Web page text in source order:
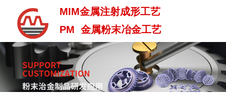
PM 金属粉末治金工艺
MIM金属注射成形工艺
PM 金属粉末冶金工艺